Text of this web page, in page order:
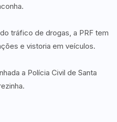
tráfico de drogas, a PRF tem
e vistoria em veículos.
a Polícia Civil de Santa